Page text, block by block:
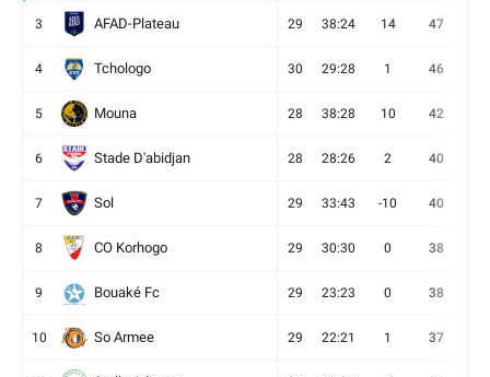
3 AFAD-Plateau 29 38:24 14 47
4 Tchologo 30 29:28 1 46
5 Mouna 28 38:28 10 42
6 Stade D'abidjan 28 28:26 2 40
7 Sol 29 33:43 -10 40
8 CO Korhogo 29 30:30 0 38
9 Bouaké Fc 29 23:23 0 38
10 So Armee 29 22:21 1 37